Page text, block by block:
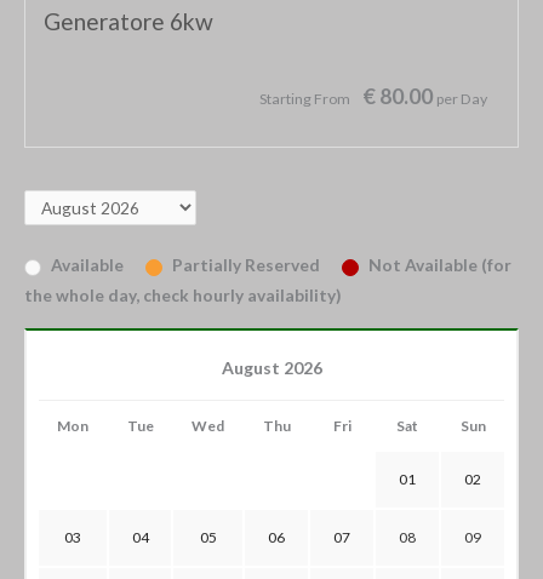
Generatore 6kw
Starting From € 80.00 per Day
Available Partially Reserved
Not Available (for
the whole day, check hourly availability)
August 2026
Mon Tue Wed Thu Fri Sat Sun
01 02
03 04 05 06 07 08 09